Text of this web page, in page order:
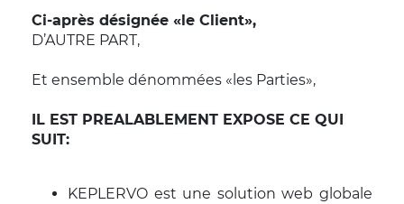
Ci-après désignée «le Client»,
D’AUTRE PART,
Et ensemble dénommées «les Parties»,
IL EST PREALABLEMENT EXPOSE CE QUI
SUIT:
KEPLERVO est une solution web globale